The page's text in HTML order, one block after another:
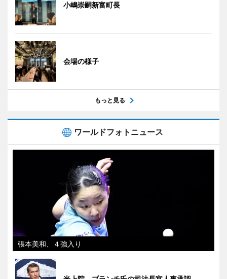
小嶋崇嗣新富町長
会場の様子
もっと見る
ワールドフォトニュース
張本美和、４強入り